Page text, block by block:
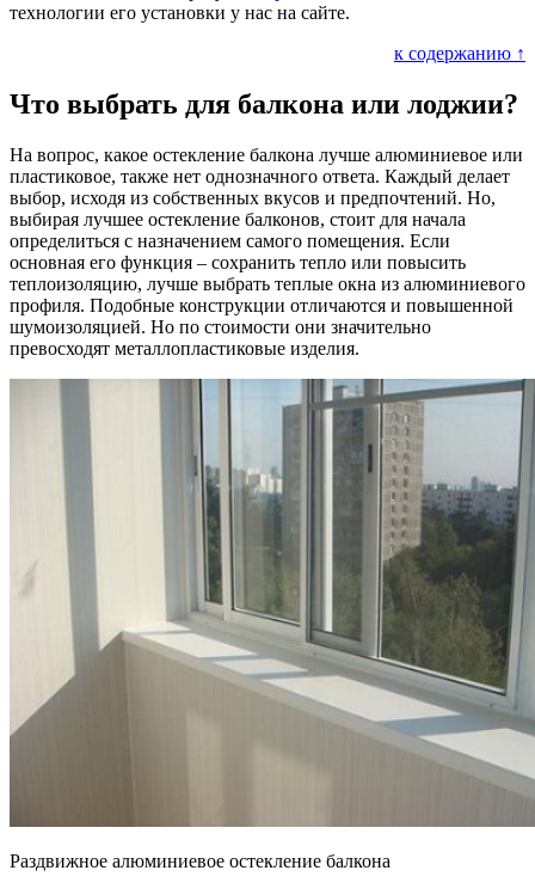
технологии его установки у нас на сайте.
к содержанию ↑
Что выбрать для балкона или лоджии?
На вопрос, какое остекление балкона лучше алюминиевое или
пластиковое, также нет однозначного ответа. Каждый делает
выбор, исходя из собственных вкусов и предпочтений. Но,
выбирая лучшее остекление балконов, стоит для начала
определиться с назначением самого помещения. Если
основная его функция – сохранить тепло или повысить
теплоизоляцию, лучше выбрать теплые окна из алюминиевого
профиля. Подобные конструкции отличаются и повышенной
шумоизоляцией. Но по стоимости они значительно
превосходят металлопластиковые изделия.
Раздвижное алюминиевое остекление балкона